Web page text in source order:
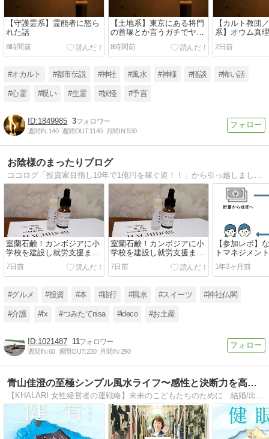
【守護霊系】霊能者に怒ら
れた話
8時間前
【土地系】東京にある将門
の首塚とか言うガチでヤバ
い場所
8時間前
【カルト教団
系】オウム真
アーカイブ
2日前
#オカルト #都市伝説 #神社 #風水 #神様 #怪談 #怖い話
#心霊 #呪い #生霊 #妖怪 #予言
1849985 3
週間IN:140 週間OUT:1140 月間IN:530
お陰様のまったりブログ
ココログ「投資家目指し10年で1億円を稼ぐ道！！」から引っ越しました。現在がっつり系からまったり系に投資スタイルを変えたことからタイトルも一新、今まで通り主に旅行、神社仏閣、介護、本、ＦＸ、株、ｉＤｅＣｏ、等 日記風に書いていきます。
室蘭石鹸！カンボジアに小
学校を建設し就労支援まで
始めた想い
7日前
室蘭石鹸！カンボジアに小
学校を建設し就労支援まで
始めた想い
7日前
【参加レポ】
トマネジメン
｜志ある投資
1年3ヶ月前
#グルメ #投資 #本 #旅行 #風水 #スイーツ #神社仏閣
#介護 #fx #つみたてnisa #ideco #お土産
1021487 11
週間IN:60 週間OUT:230 月間IN:290
青山佳澄の至極シンプル風水ライフ〜感性と決断力を高める〜